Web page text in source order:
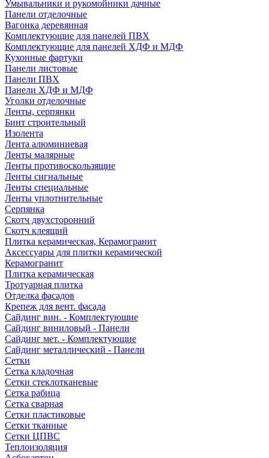
Умывальники и рукомойники дачные
Панели отделочные
Вагонка деревянная
Комплектующие для панелей ПВХ
Комплектующие для панелей ХДФ и МДФ
Кухонные фартуки
Панели листовые
Панели ПВХ
Панели ХДФ и МДФ
Уголки отделочные
Ленты, серпянки
Бинт строительный
Изолента
Лента алюминиевая
Ленты малярные
Ленты противоскользящие
Ленты сигнальные
Ленты специальные
Ленты уплотнительные
Серпянка
Скотч двухсторонний
Скотч клеящий
Плитка керамическая, Керамогранит
Аксессуары для плитки керамической
Керамогранит
Плитка керамическая
Тротуарная плитка
Отделка фасадов
Крепеж для вент. фасада
Сайдинг вин. - Комплектующие
Сайдинг виниловый - Панели
Сайдинг мет. - Комплектующие
Сайдинг металлический - Панели
Сетки
Сетка кладочная
Сетки стеклотканевые
Сетка рабица
Сетка сварная
Сетки пластиковые
Сетки тканные
Сетки ЦПВС
Теплоизоляция